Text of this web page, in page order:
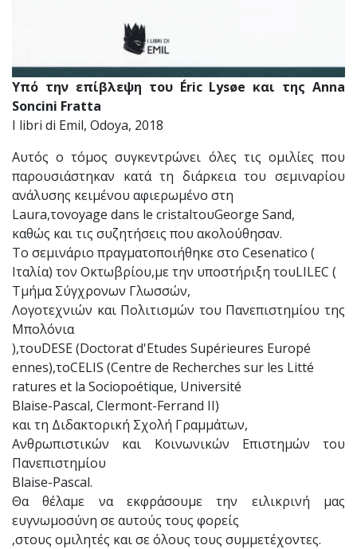
Υπό την επίβλεψη του Éric Lysøe και της Anna
Soncini Fratta
I libri di Emil, Odoya, 2018
Αυτός ο τόμος συγκεντρώνει όλες τις ομιλίες που
παρουσιάστηκαν κατά τη διάρκεια του σεμιναρίου
ανάλυσης κειμένου αφιερωμένο στη
Laura,τοvoyage dans le cristalτουGeorge Sand,
καθώς και τις συζητήσεις που ακολούθησαν.
Το σεμινάριο πραγματοποιήθηκε στο Cesenatico (
Ιταλία) τον Οκτωβρίου,με την υποστήριξη τουLILEC (
Τμήμα Σύγχρονων Γλωσσών,
Λογοτεχνιών και Πολιτισμών του Πανεπιστημίου της
Μπολόνια
),τουDESE (Doctorat d'Etudes Supérieures Europé
ennes),τοCELIS (Centre de Recherches sur les Litté
ratures et la Sociopoétique, Université
Blaise-Pascal, Clermont-Ferrand II)
και τη Διδακτορική Σχολή Γραμμάτων,
Ανθρωπιστικών και Κοινωνικών Επιστημών του
Πανεπιστημίου
Blaise-Pascal.
Θα θέλαμε να εκφράσουμε την ειλικρινή μας
ευγνωμοσύνη σε αυτούς τους φορείς
,στους ομιλητές και σε όλους τους συμμετέχοντες.